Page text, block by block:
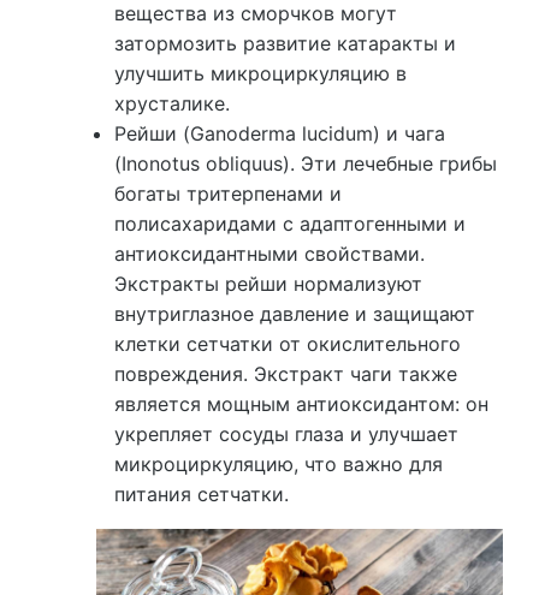
вещества из сморчков могут
затормозить развитие катаракты и
улучшить микроциркуляцию в
хрусталике.
Рейши (Ganoderma lucidum) и чага
(Inonotus obliquus). Эти лечебные грибы
богаты тритерпенами и
полисахаридами с адаптогенными и
антиоксидантными свойствами.
Экстракты рейши нормализуют
внутриглазное давление и защищают
клетки сетчатки от окислительного
повреждения. Экстракт чаги также
является мощным антиоксидантом: он
укрепляет сосуды глаза и улучшает
микроциркуляцию, что важно для
питания сетчатки.